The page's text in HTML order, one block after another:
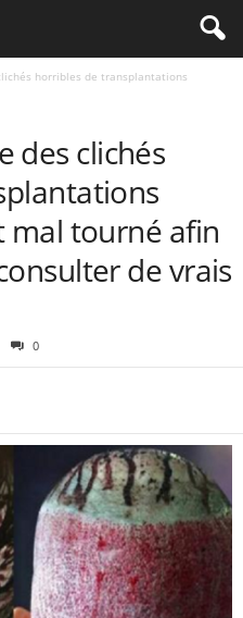
horribles de transplantations
des clichés
mal tourné afin
de vrais
0